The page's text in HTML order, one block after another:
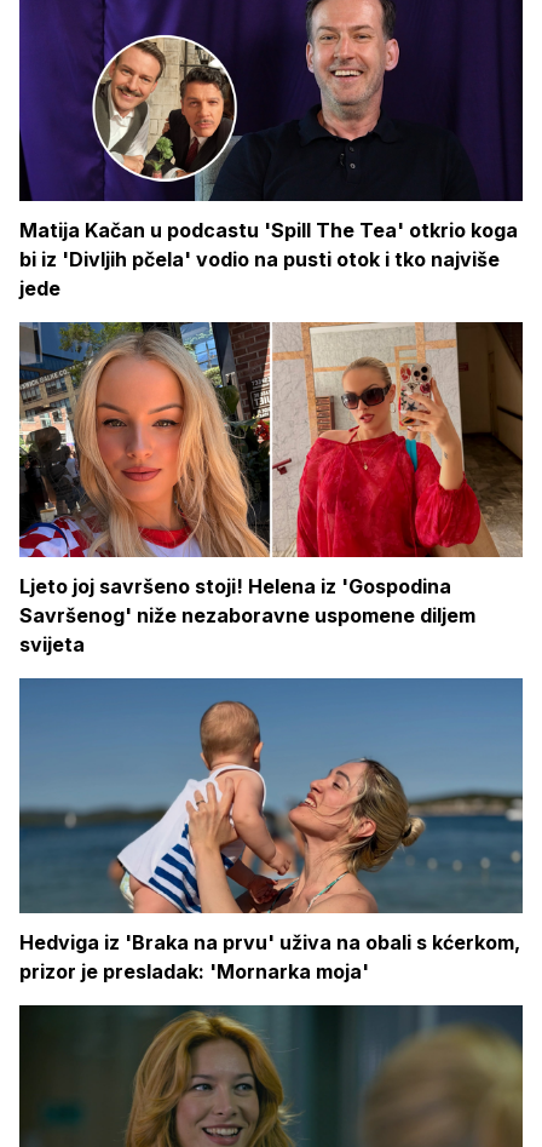
Matija Kačan u podcastu 'Spill The Tea' otkrio koga
bi iz 'Divljih pčela' vodio na pusti otok i tko najviše
jede
Ljeto joj savršeno stoji! Helena iz 'Gospodina
Savršenog' niže nezaboravne uspomene diljem
svijeta
Hedviga iz 'Braka na prvu' uživa na obali s kćerkom,
prizor je presladak: 'Mornarka moja'